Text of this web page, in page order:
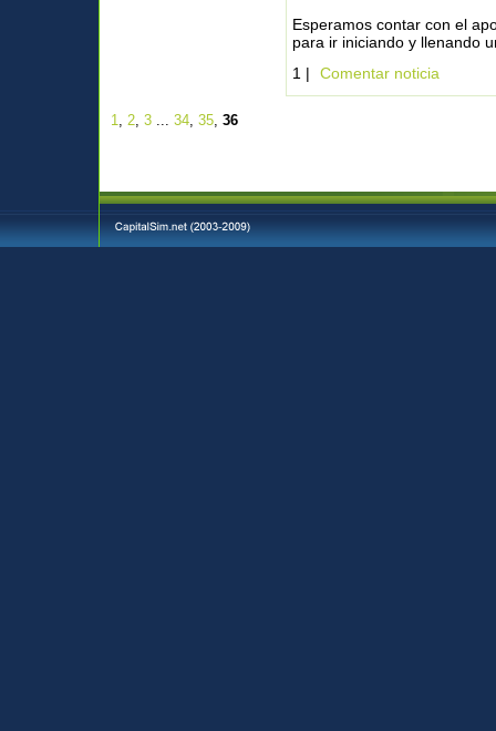
Esperamos contar con el
para ir iniciando y llenando
1 |
Comentar noticia
1 2 3 34 35 36